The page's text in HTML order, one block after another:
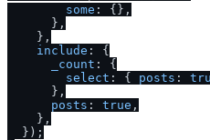
some : {},
      },
    },
include : {
_count : {
select : { posts :
      },
posts : true ,
    },
  });